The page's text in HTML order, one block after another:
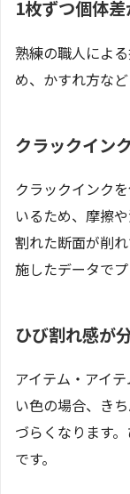
1枚ずつ個体差
熟練の職人によ
め、かすれ方な
クラックイン
クラックインク
いるため、摩擦
割れた断面が削
施したデータで
ひび割れ感が
アイテム・アイ
い色の場合、き
づらくなります
です。